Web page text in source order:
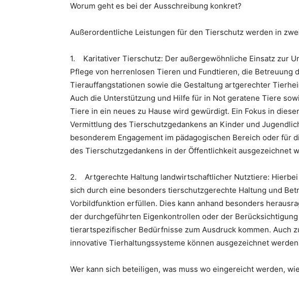
Worum geht es bei der Ausschreibung konkret?
Außerordentliche Leistungen für den Tierschutz werden in
1. Karitativer Tierschutz: Der außergewöhnliche Einsatz zur
Pflege von herrenlosen Tieren und Fundtieren, die Betreuung
Tierauffangstationen sowie die Gestaltung artgerechter
Auch die Unterstützung und Hilfe für in Not geratene Tiere
Tiere in ein neues zu Hause wird gewürdigt. Ein Fokus in
Vermittlung des Tierschutzgedankens an Kinder und
besonderem Engagement im pädagogischen Bereich oder für
des Tierschutzgedankens in der Öffentlichkeit ausgezeichnet
2. Artgerechte Haltung landwirtschaftlicher Nutztiere:
sich durch eine besonders tierschutzgerechte Haltung und
Vorbildfunktion erfüllen. Dies kann anhand besonders
der durchgeführten Eigenkontrollen oder der
tierartspezifischer Bedürfnisse zum Ausdruck kommen. Auch
innovative Tierhaltungssysteme können ausgezeichnet
Wer kann sich beteiligen, was muss wo eingereicht werden,